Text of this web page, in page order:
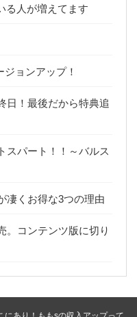
る人が増えてます
ョンアップ！
日！最後だから特典追
スパート！！～バルス
凄くお得な3つの理由
。コンテンツ版に切り